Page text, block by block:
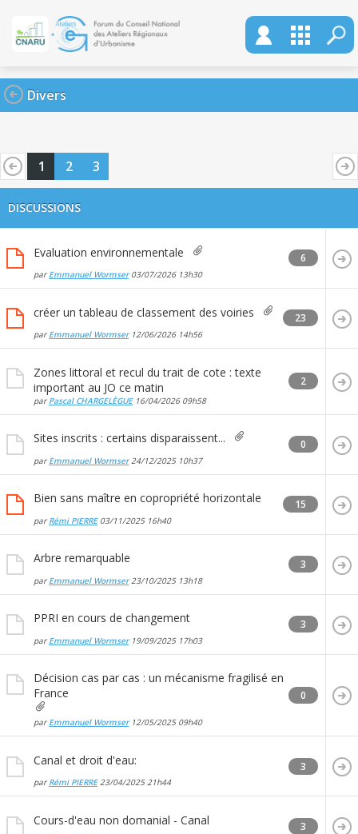
Divers
1 2 3
DISCUSSIONS
Evaluation environnementale
par Emmanuel Wormser03/07/2026 13h30
6
créer un tableau de classement des voiries
par Emmanuel Wormser12/06/2026 14h56
23
Zones littoral et recul du trait de cote : texte
important au JO ce matin
par Pascal CHARGELÈGUE16/04/2026 09h58
2
Sites inscrits : certains disparaissent...
par Emmanuel Wormser24/12/2025 10h37
0
Bien sans maître en copropriété horizontale
par Rémi PIERRE03/11/2025 16h40
15
Arbre remarquable
par Emmanuel Wormser23/10/2025 13h18
3
PPRI en cours de changement
par Emmanuel Wormser19/09/2025 17h03
3
Décision cas par cas : un mécanisme fragilisé en
France
par Emmanuel Wormser12/05/2025 09h40
0
Canal et droit d'eau:
par Rémi PIERRE23/04/202521h44
3
Cours-d'eau non domanial - Canal 3